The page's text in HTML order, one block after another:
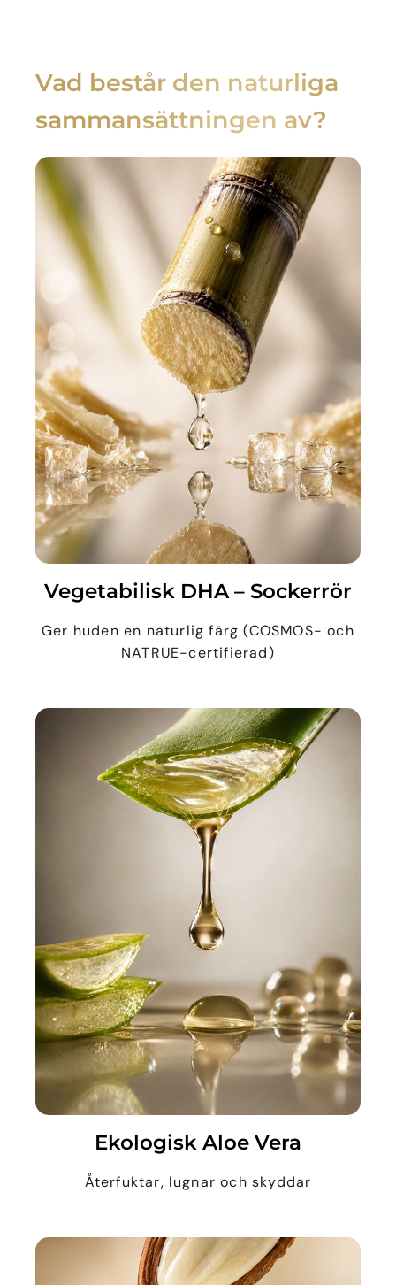
Vad består den naturliga
sammansättningen av?
Vegetabilisk DHA – Sockerrör
Ger huden en naturlig färg (COSMOS- och
NATRUE-certifierad)
Ekologisk Aloe Vera
Återfuktar, lugnar och skyddar